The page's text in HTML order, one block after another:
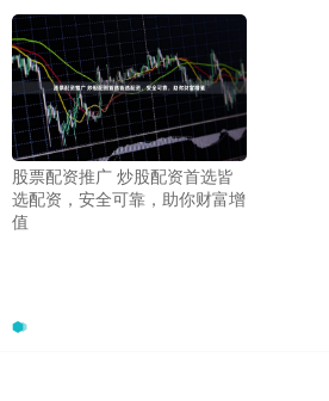
股票配资推广 炒股配资首选皆
选配资，安全可靠，助你财富增
值